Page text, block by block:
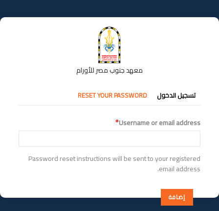
إلى
المحتوى
معهد جنوب مصر للأورام
التبويبات
الأساسية
تسجيل الدخول RESET YOUR PASSWORD
Username or email address
Password reset instructions will be sent to your registered
email address.